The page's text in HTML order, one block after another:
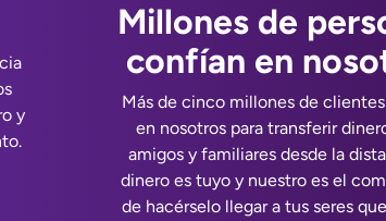
y
Millones de
confían en
Más de cinco millones de
en nosotros para transferir
amigos y familiares desde la
dinero es tuyo y nuestro es el
de hacérselo llegar a tus seres